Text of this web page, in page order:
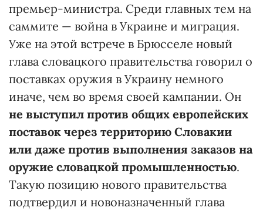
премьер-министра. Среди главных тем на
саммите — война в Украине и миграция.
Уже на этой встрече в Брюсселе новый
глава словацкого правительства говорил о
поставках оружия в Украину немного
иначе, чем во время своей кампании. Он
не выступил против общих европейских
поставок через территорию Словакии
или даже против выполнения заказов на
оружие словацкой промышленностью.
Такую позицию нового правительства
подтвердил и новоназначенный глава